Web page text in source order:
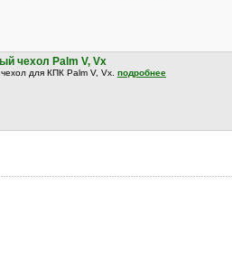
чехол Palm V, Vx
для КПК Palm V, Vx. подробнее